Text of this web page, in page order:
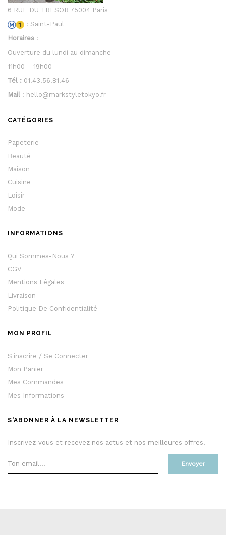
6 RUE DU TRESOR 75004 Paris
: Saint-Paul
Horaires :
Ouverture du lundi au dimanche
11h00 – 19h00
Tél : 01.43.56.81.46
Mail : hello@markstyletokyo.fr
CATÉGORIES
Papeterie
Beauté
Maison
Cuisine
Loisir
Mode
INFORMATIONS
Qui Sommes-Nous ?
CGV
Mentions Légales
Livraison
Politique De Confidentialité
MON PROFIL
S'inscrire / Se Connecter
Mon Panier
Mes Commandes
Mes Informations
S'ABONNER À LA NEWSLETTER
Inscrivez-vous et recevez nos actus et nos meilleures offres.
Envoyer